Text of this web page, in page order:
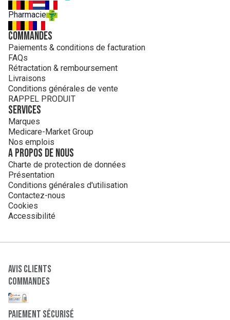
Pharmacie
Commandes
Paiements & conditions de facturation
FAQs
Rétractation & remboursement
Livraisons
Conditions générales de vente
RAPPEL PRODUIT
Services
Marques
Medicare-Market Group
Nos emplois
A propos de nous
Charte de protection de données
Présentation
Conditions générales d'utilisation
Contactez-nous
Cookies
Accessibilité
Avis clients
Commandes
paiement sécurisé